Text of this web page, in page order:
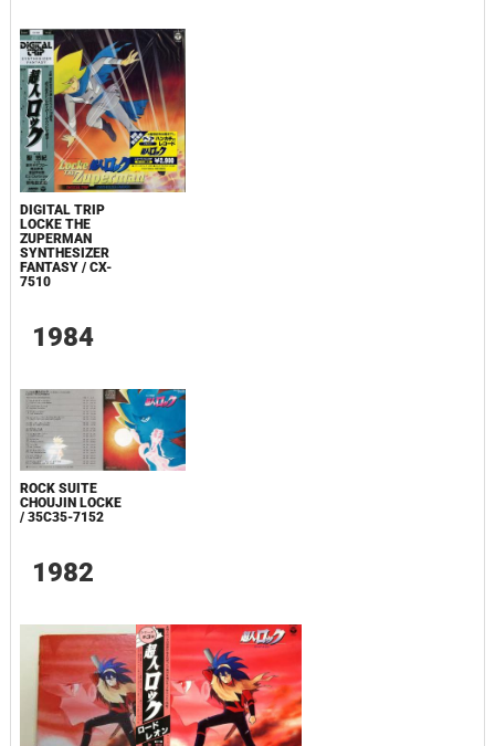
DIGITAL TRIP
LOCKE THE
ZUPERMAN
SYNTHESIZER
FANTASY / CX-
7510
1984
ROCK SUITE
CHOUJIN LOCKE
/ 35C35-7152
1982